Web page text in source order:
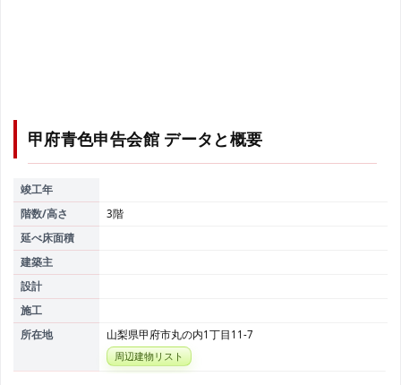
甲府青色申告会館 データと概要
竣工年
階数/高さ
3階
延べ床面積
建築主
設計
施工
所在地
山梨県甲府市丸の内1丁目11-7
周辺建物リスト